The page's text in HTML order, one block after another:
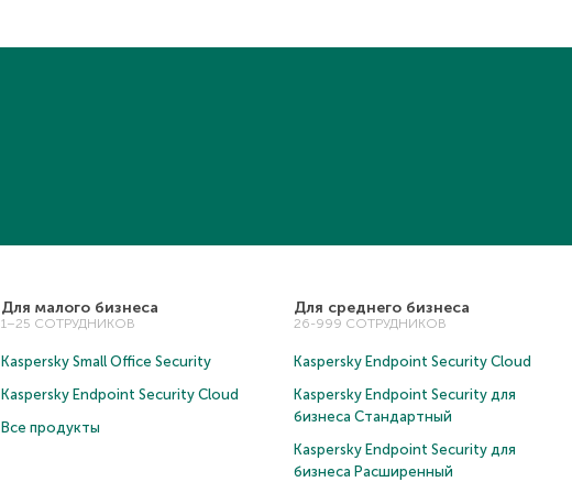
Для малого бизнеса
1–25 СОТРУДНИКОВ
Kaspersky Small Office Security
Kaspersky Endpoint Security Cloud
Все продукты
Для среднего бизнеса
26-999 СОТРУДНИКОВ
Kaspersky Endpoint Security Cloud
Kaspersky Endpoint Security для
бизнеса Cтандартный
Kaspersky Endpoint Security для
бизнеса Расширенный